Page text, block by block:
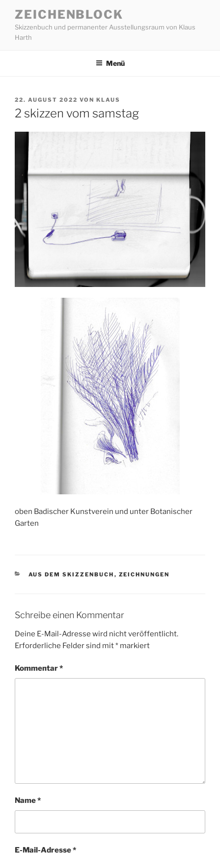
Inhalt
springen
ZEICHENBLOCK
Skizzenbuch und permanenter Ausstellungsraum von Klaus
Harth
Menü
VERÖFFENTLICHT
AM
22. AUGUST 2022 VON KLAUS
2 skizzen vom samstag
oben Badischer Kunstverein und unter Botanischer
Garten
KATEGORIEN
AUS DEM SKIZZENBUCH , ZEICHNUNGEN
Schreibe einen Kommentar
Deine E-Mail-Adresse wird nicht veröffentlicht.
Erforderliche Felder sind mit* markiert
Kommentar*
Name*
E-Mail-Adresse*